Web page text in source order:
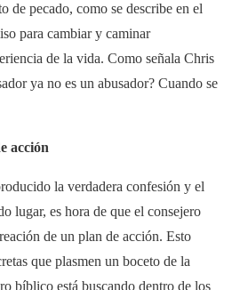
de pecado, como se describe en el
para cambiar y caminar
de la vida. Como señala Chris
ya no es un abusador? Cuando se
acción
la verdadera confesión y el
lugar, es hora de que el consejero
de un plan de acción. Esto
que plasmen un boceto de la
bíblico está buscando dentro de los